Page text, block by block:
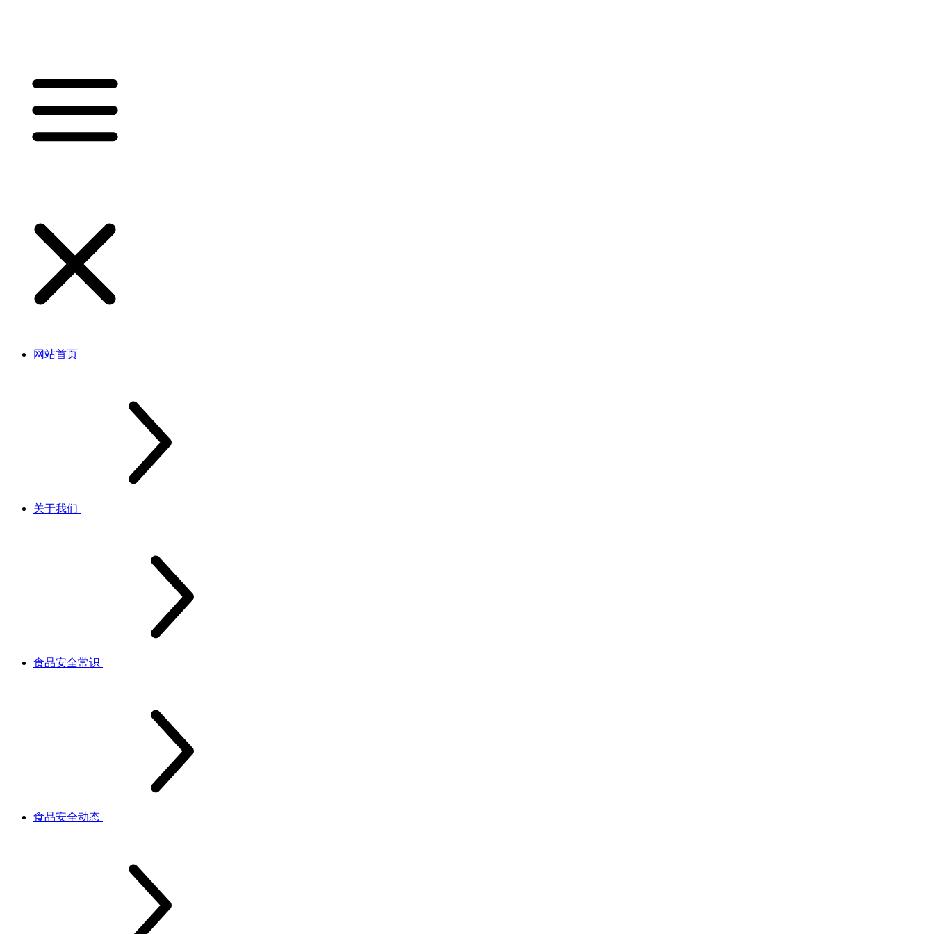
网站首页
关于我们
食品安全常识
食品安全动态